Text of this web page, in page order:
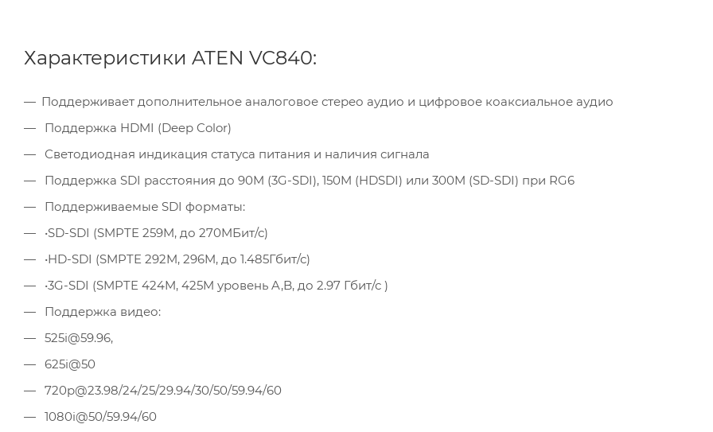
Характеристики ATEN VC840:
Поддерживает дополнительное аналоговое стерео аудио и цифровое коаксиальное аудио
Поддержка HDMI (Deep Color)
Светодиодная индикация статуса питания и наличия сигнала
Поддержка SDI расстояния до 90M (3G-SDI), 150M (HDSDI) или 300M (SD-SDI) при RG6
Поддерживаемые SDI форматы:
•SD-SDI (SMPTE 259M, до 270MБит/с)
•HD-SDI (SMPTE 292M, 296M, до 1.485Гбит/с)
•3G-SDI (SMPTE 424M, 425M уровень A,B, до 2.97 Гбит/с )
Поддержка видео:
525i@59.96,
625i@50
720p@23.98/24/25/29.94/30/50/59.94/60
1080i@50/59.94/60